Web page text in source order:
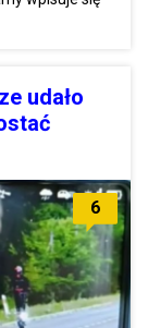
udało
6